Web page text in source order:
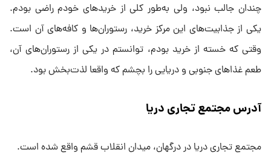
چندان جالب نبود، ولی به‌طور کلی از خریدهای خودم راضی بودم.
یکی از جذابیت‌های این مرکز خرید، رستوران‌ها و کافه‌های آن است.
وقتی که خسته از خرید بودم، توانستم در یکی از رستوران‌های آن،
طعم غذاهای جنوبی و دریایی را بچشم که واقعا لذت‌بخش بود.
آدرس مجتمع تجاری دریا
مجتمع تجاری دریا در درگهان، میدان انقلاب قشم واقع شده است.